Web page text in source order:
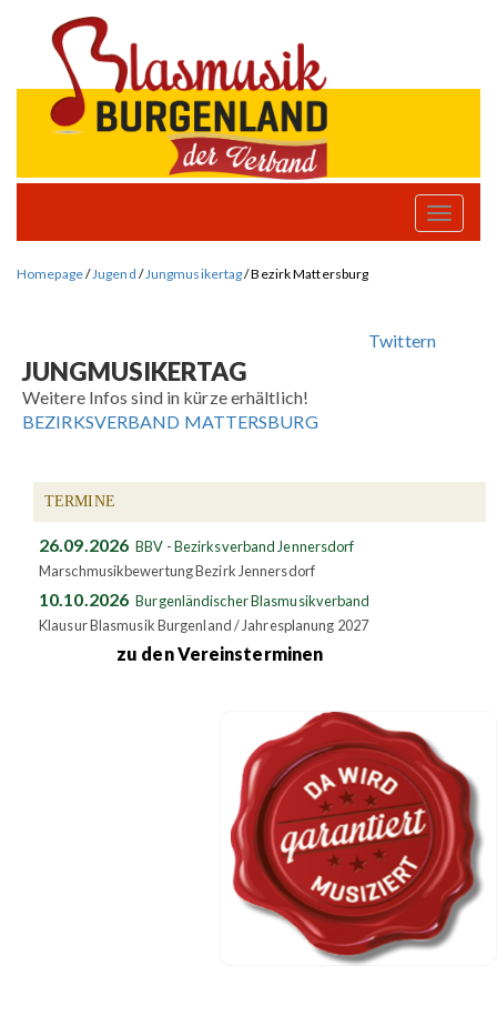
Toggle
Homepage/Jugend /Jungmusikertag/Bezirk Mattersburg
Twittern
JUNGMUSIKERTAG
Weitere Infos sind in kürze erhältlich!
BEZIRKSVERBAND MATTERSBURG
TERMINE
26.09.2026 BBV - Bezirksverband Jennersdorf
Marschmusikbewertung Bezirk Jennersdorf
10.10.2026 Burgenländischer Blasmusikverband
Klausur Blasmusik Burgenland / Jahresplanung 2027
zu den Vereinsterminen